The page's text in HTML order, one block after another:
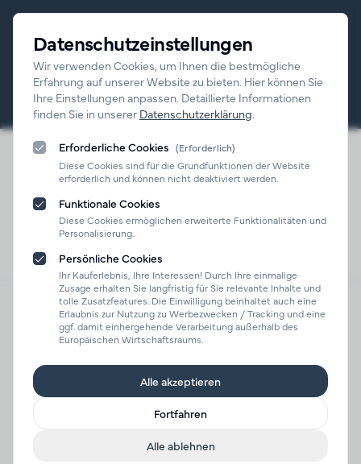
Search
Suchen
Home
Alle
Kategorien
Rohre
Geschweißte Stahlrohre
schwarz
Geschweißte Stahlrohre
schwarz
Produkte
Rohr 42,4x 2,6
L815
Datenschutzeinstellungen
Wir verwenden Cookies, um Ihnen die bestmögliche
Erfahrung auf unserer Website zu bieten. Hier können Sie
Ihre Einstellungen anpassen. Detaillierte Informationen
finden Sie in unserer Datenschutzerklärung.
Erforderliche Cookies (Erforderlich)
Diese Cookies sind für die Grundfunktionen der Website
erforderlich und können nicht deaktiviert werden.
Funktionale Cookies
Diese Cookies ermöglichen erweiterte Funktionalitäten und
Personalisierung.
Persönliche Cookies
Ihr Kauferlebnis, Ihre Interessen! Durch Ihre einmalige
Zusage erhalten Sie langfristig für Sie relevante Inhalte und
tolle Zusatzfeatures. Die Einwilligung beinhaltet auch eine
Erlaubnis zur Nutzung zu Werbezwecken / Tracking und eine
ggf. damit einhergehende Verarbeitung außerhalb des
Europäischen Wirtschaftsraums.
Fortfahren
Alle ablehnen
Alle akzeptieren